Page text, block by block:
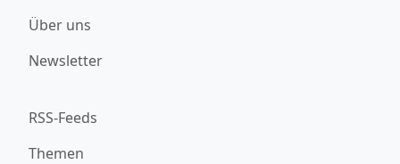
Über uns
Newsletter
RSS-Feeds
Themen